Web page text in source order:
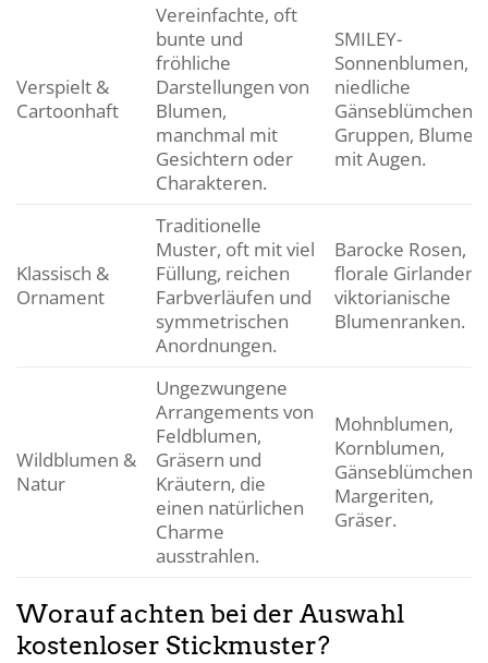
Verspielt &
Cartoonhaft
Vereinfachte, oft
bunte und
fröhliche
Darstellungen von
Blumen,
manchmal mit
Gesichtern oder
Charakteren.
SMILEY-
Sonnenblumen,
niedliche
Gänseblümchen-
Gruppen, Blumen
mit Augen.
Klassisch &
Ornament
Traditionelle
Muster, oft mit viel
Füllung, reichen
Farbverläufen und
symmetrischen
Anordnungen.
Barocke Rosen,
florale Girlanden,
viktorianische
Blumenranken.
Wildblumen &
Natur
Ungezwungene
Arrangements von
Feldblumen,
Gräsern und
Kräutern, die
einen natürlichen
Charme
ausstrahlen.
Mohnblumen,
Kornblumen,
Gänseblümchen,
Margeriten,
Gräser.
Worauf achten bei der Auswahl
kostenloser Stickmuster?